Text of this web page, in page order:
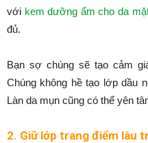
với kem dưỡng ẩm cho da
đủ.
Bạn sợ chúng sẽ tạo cảm
Chúng không hề tạo lớp dầu
Làn da mụn cũng có thể yên
2. Giữ lớp trang điểm lâu